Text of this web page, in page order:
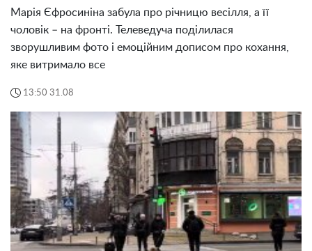
Марія Єфросиніна забула про річницю весілля, а її
чоловік – на фронті. Телеведуча поділилася
зворушливим фото і емоційним дописом про кохання,
яке витримало все
13:50 31.08